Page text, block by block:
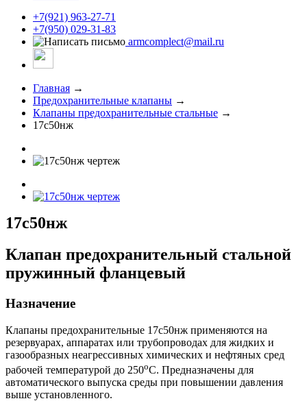
+7(921) 963-27-71
+7(950) 029-31-83
armcomplect@mail.ru
Главная →
Предохранительные клапаны →
Клапаны предохранительные стальные →
17с50нж
17с50нж
Клапан предохранительный стальной
пружинный фланцевый
Назначение
Клапаны предохранительные 17с50нж применяются на
резервуарах, аппаратах или трубопроводах для жидких и
газообразных неагрессивных химических и нефтяных сред
рабочей температурой до 250оС. Предназначены для
автоматического выпуска среды при повышении давления
выше установленного.